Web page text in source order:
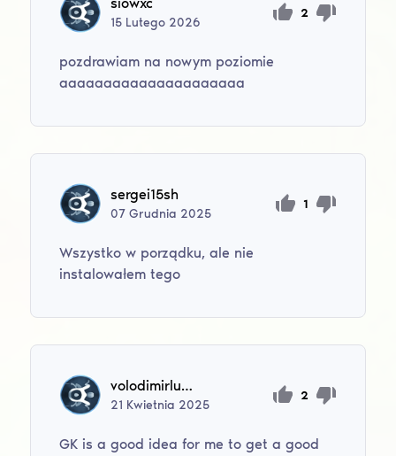
siowxc
15 Lutego 2026
2
pozdrawiam na nowym poziomie
aaaaaaaaaaaaaaaaaaaaa
sergei15sh
07Grudnia 2025
1
Wszystko w porządku, ale nie
instalowałem tego
volodimirlukanov402
21 Kwietnia 2025
2
GK is a good idea for me to get a good